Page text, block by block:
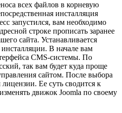
всех файлов в корневую
инсталляция
запустился, вам необходимо
строке прописать заранее
сайта. Устанавливается
В начале вам
CMS-системы. По
так вам будет куда проще
сайтом. После выбора
лицензии. Ее суть сводится к
движок Joomla по своему